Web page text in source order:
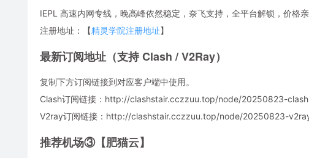
IEPL 高速内网专线，晚高峰依然稳定，奈飞支持，全平台解锁，价格
注册地址：【精灵学院注册地址】
最新订阅地址（支持 Clash / V2Ray）
复制下方订阅链接到对应客户端中使用。
Clash订阅链接：http://clashstair.cczzuu.top/node/20250823-
V2ray订阅链接：http://clashstair.cczzuu.top/node/20250823-
推荐机场③【肥猫云】